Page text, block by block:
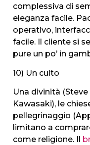
complessiva di
eleganza facile.
operativo,
facile. Il cliente si
pure un po’ in
10) Un culto
Una divinità
Kawasaki), le
pellegrinaggio
limitano a
come religione. Il